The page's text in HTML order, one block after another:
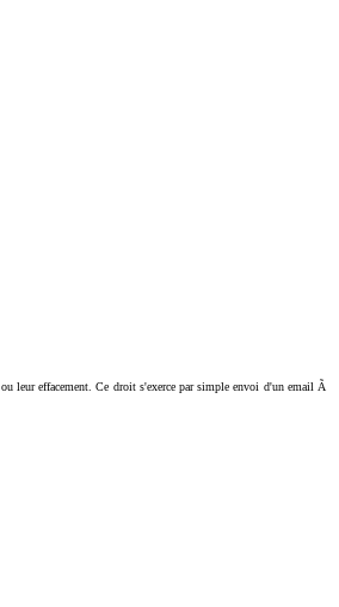
leur effacement. Ce droit s'exerce par simple envoi d'un email Ã